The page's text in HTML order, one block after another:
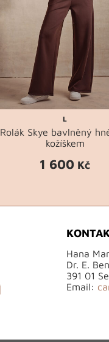
L
Rolák Skye bavlněný
kožíškem
1 600 Kč
Hana
Dr. E.
391 01
Email: